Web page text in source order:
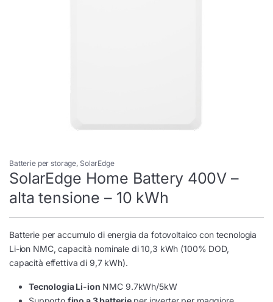
Batterie per storage, SolarEdge
SolarEdge Home Battery 400V –
alta tensione – 10 kWh
Batterie per accumulo di energia da fotovoltaico con tecnologia
Li-ion NMC, capacità nominale di 10,3 kWh (100% DOD,
capacità effettiva di 9,7 kWh).
Tecnologia Li-ion NMC 9.7kWh/5kW